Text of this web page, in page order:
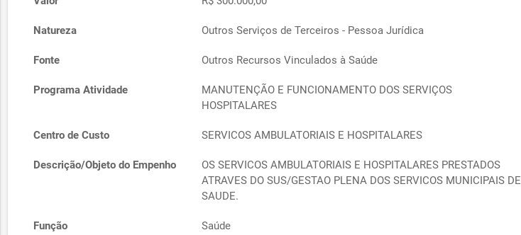
Natureza Outros Serviços de Terceiros - Pessoa Jurídica
Fonte Outros Recursos Vinculados à Saúde
Programa Atividade
MANUTENÇÃO E FUNCIONAMENTO DOS SERVIÇOS
HOSPITALARES
Centro de Custo SERVICOS AMBULATORIAIS E HOSPITALARES
Descrição/Objeto do Empenho
OS SERVICOS AMBULATORIAIS E HOSPITALARES PRESTADOS
ATRAVES DO SUS/GESTAO PLENA DOS SERVICOS MUNICIPAIS DE
SAUDE.
Função Saúde